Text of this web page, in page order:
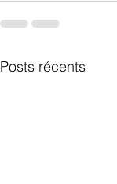
Posts récents